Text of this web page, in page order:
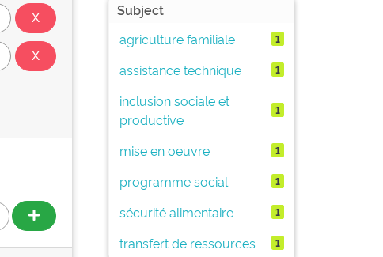
Subject
agriculture familiale
1
assistance technique 1
inclusion sociale et
productive
1
mise en oeuvre 1
programme social 1
sécurité alimentaire 1
transfert de ressources 1